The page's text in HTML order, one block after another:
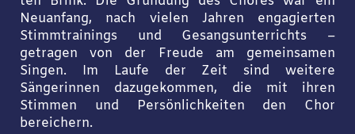
Neuanfang, nach vielen Jahren engagierten
Stimmtrainings und Gesangsunterrichts –
getragen von der Freude am gemeinsamen
Singen. Im Laufe der Zeit sind weitere
Sängerinnen dazugekommen, die mit ihren
Stimmen und Persönlichkeiten den Chor
bereichern.